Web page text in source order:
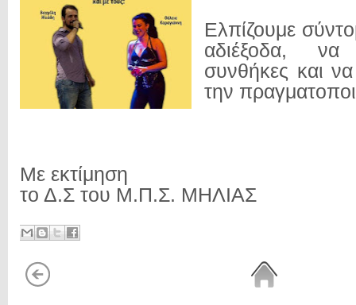
Ελπίζουμε
αδιέξοδα,
συνθήκες και
την
Με εκτίμηση
το Δ.Σ του Μ.Π.Σ. ΜΗΛΙΑΣ